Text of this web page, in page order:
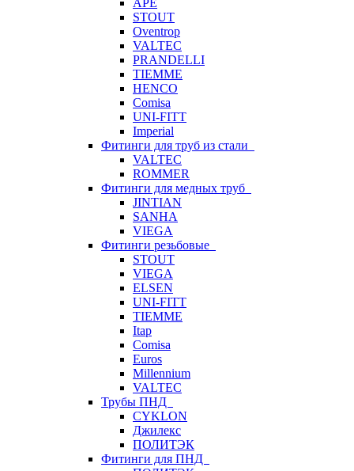
APE
STOUT
Oventrop
VALTEC
PRANDELLI
TIEMME
HENCO
Comisa
UNI-FITT
Imperial
Фитинги для труб из стали
VALTEC
ROMMER
Фитинги для медных труб
JINTIAN
SANHA
VIEGA
Фитинги резьбовые
STOUT
VIEGA
ELSEN
UNI-FITT
TIEMME
Itap
Comisa
Euros
Millennium
VALTEC
Трубы ПНД
CYKLON
Джилекс
ПОЛИТЭК
Фитинги для ПНД